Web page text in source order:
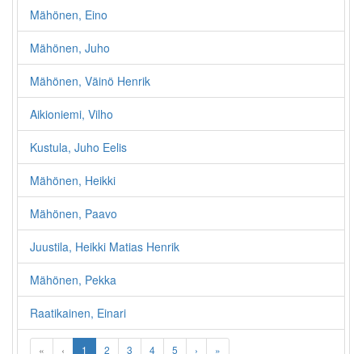
Mähönen, Eino
Mähönen, Juho
Mähönen, Väinö Henrik
Aikioniemi, Vilho
Kustula, Juho Eelis
Mähönen, Heikki
Mähönen, Paavo
Juustila, Heikki Matias Henrik
Mähönen, Pekka
Raatikainen, Einari
« ‹ 1 2 3 4 5 › »